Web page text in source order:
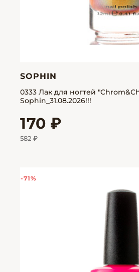
SOPHIN
0333 Лак для ногтей
Sophin_31.08.2026!!!
170 ₽
582 ₽
-71%